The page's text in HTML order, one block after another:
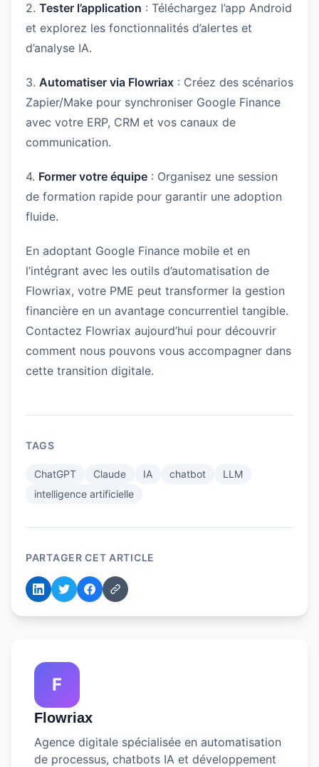
2. Tester l’application : Téléchargez l’app Android
et explorez les fonctionnalités d’alertes et
d’analyse IA.
3. Automatiser via Flowriax : Créez des scénarios
Zapier/Make pour synchroniser Google Finance
avec votre ERP, CRM et vos canaux de
communication.
4. Former votre équipe : Organisez une session
de formation rapide pour garantir une adoption
fluide.
En adoptant Google Finance mobile et en
l’intégrant avec les outils d’automatisation de
Flowriax, votre PME peut transformer la gestion
financière en un avantage concurrentiel tangible.
Contactez Flowriax aujourd’hui pour découvrir
comment nous pouvons vous accompagner dans
cette transition digitale.
TAGS
ChatGPT Claude IA chatbot
LLM
intelligence artificielle
PARTAGER CET ARTICLE
F
Flowriax
Agence digitale spécialisée en automatisation
de processus, chatbots IA et développement